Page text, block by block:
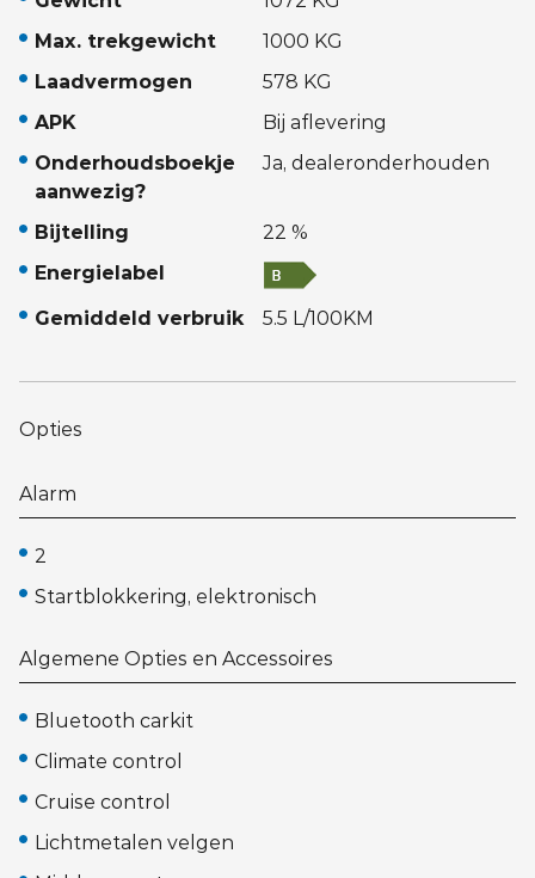
Max. trekgewicht
1000 KG
Laadvermogen
578 KG
APK
Bij aflevering
Onderhoudsboekje
aanwezig?
Ja, dealeronderhouden
Bijtelling
22 %
Energielabel
Gemiddeld verbruik
5.5 L/100KM
Opties
Alarm
2
Startblokkering, elektronisch
Algemene Opties en Accessoires
Bluetooth carkit
Climate control
Cruise control
Lichtmetalen velgen